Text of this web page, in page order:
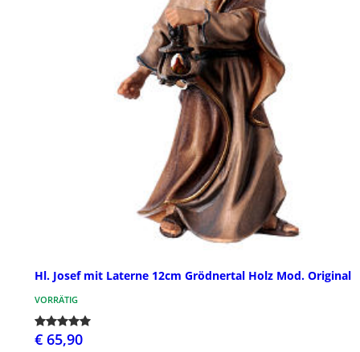
Hl. Josef mit Laterne 12cm Grödnertal Holz Mod. Original
VORRÄTIG
€ 65,90